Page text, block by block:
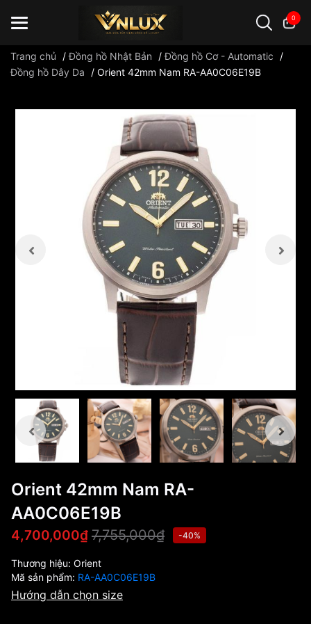
0
Trang chủ /Đồng hồ Nhật Bản /Đồng hồ Cơ - Automatic
/
Đồng hồ Dây Da
/ Orient 42mm Nam RA-AA0C06E19B
Orient 42mm Nam RA-
AA0C06E19B
4,700,000₫ 7,755,000₫ -40%
Thương hiệu: Orient
Mã sản phẩm: RA-AA0C06E19B
Hướng dẫn chọn size